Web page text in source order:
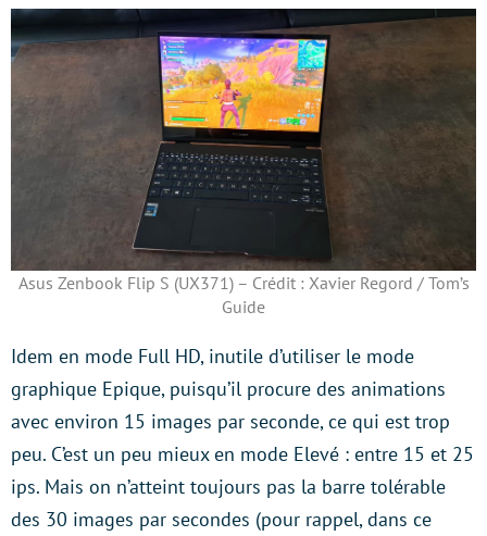
Asus Zenbook Flip S (UX371) – Crédit : Xavier Regord / Tom’s
Guide
Idem en mode Full HD, inutile d’utiliser le mode
graphique Epique, puisqu’il procure des animations
avec environ 15 images par seconde, ce qui est trop
peu. C’est un peu mieux en mode Elevé : entre 15 et 25
ips. Mais on n’atteint toujours pas la barre tolérable
des 30 images par secondes (pour rappel, dans ce